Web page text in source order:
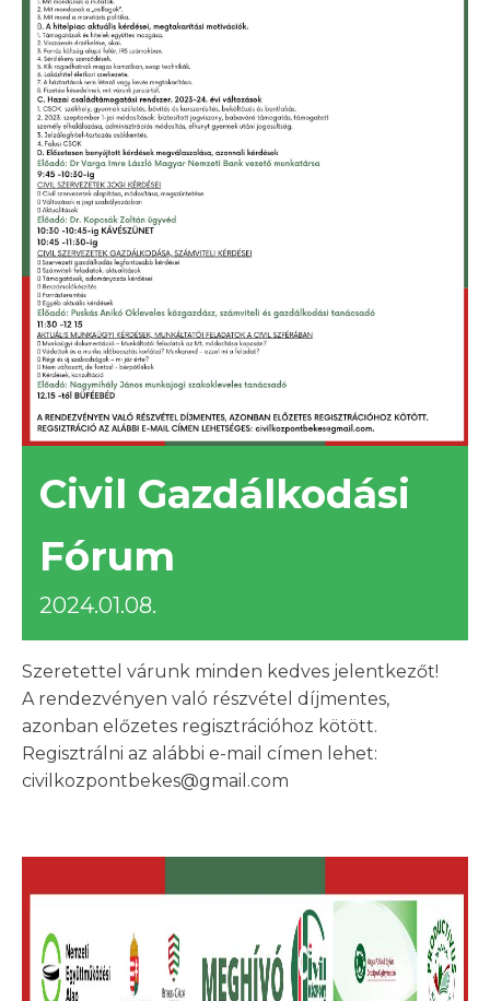
Civil Gazdálkodási
Fórum
2024.01.08.
Szeretettel várunk minden kedves jelentkezőt!
A rendezvényen való részvétel díjmentes,
azonban előzetes regisztrációhoz kötött.
Regisztrálni az alábbi e-mail címen lehet:
civilkozpontbekes@gmail.com